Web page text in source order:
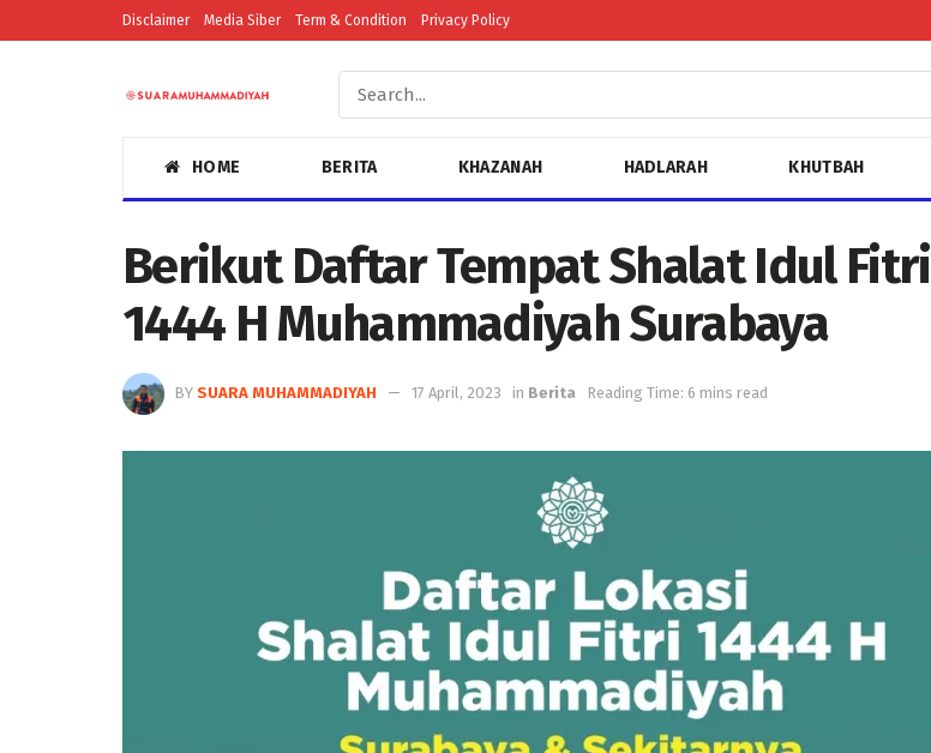
Disclaimer Media Siber Term & Condition Privacy Policy
HOME BERITA KHAZANAH HADLARAH KHUTBAH
Berikut Daftar Tempat Shalat Idul Fitri
1444 H Muhammadiyah Surabaya
BY SUARA MUHAMMADIYAH 17 April, 2023 in Berita Reading Time: 6 mins read